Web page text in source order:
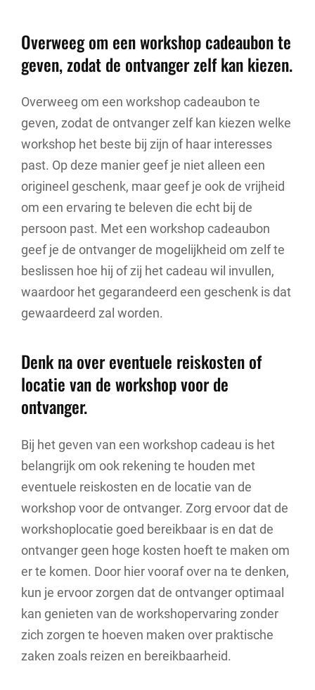
Overweeg om een workshop cadeaubon te
geven, zodat de ontvanger zelf kan kiezen.
Overweeg om een workshop cadeaubon te
geven, zodat de ontvanger zelf kan kiezen welke
workshop het beste bij zijn of haar interesses
past. Op deze manier geef je niet alleen een
origineel geschenk, maar geef je ook de vrijheid
om een ervaring te beleven die echt bij de
persoon past. Met een workshop cadeaubon
geef je de ontvanger de mogelijkheid om zelf te
beslissen hoe hij of zij het cadeau wil invullen,
waardoor het gegarandeerd een geschenk is dat
gewaardeerd zal worden.
Denk na over eventuele reiskosten of
locatie van de workshop voor de
ontvanger.
Bij het geven van een workshop cadeau is het
belangrijk om ook rekening te houden met
eventuele reiskosten en de locatie van de
workshop voor de ontvanger. Zorg ervoor dat de
workshoplocatie goed bereikbaar is en dat de
ontvanger geen hoge kosten hoeft te maken om
er te komen. Door hier vooraf over na te denken,
kun je ervoor zorgen dat de ontvanger optimaal
kan genieten van de workshopervaring zonder
zich zorgen te hoeven maken over praktische
zaken zoals reizen en bereikbaarheid.